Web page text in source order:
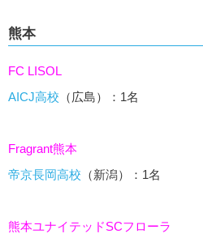
熊本
FC LISOL
AICJ高校 （広島）：1名
Fragrant熊本
帝京長岡高校 （新潟）：1名
熊本ユナイテッドSCフローラ